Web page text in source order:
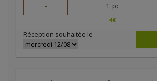
- 1 pc
4€
Réception souhaitée le